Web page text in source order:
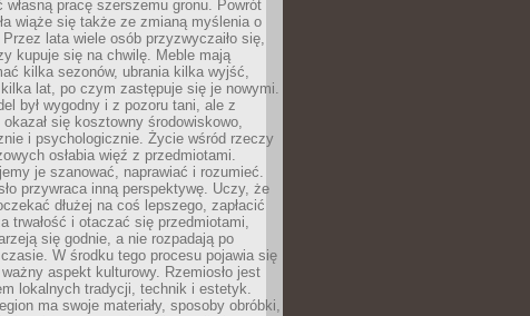
własną pracę szerszemu gronu. Powrót
wiąże się także ze zmianą myślenia o
lata wiele osób przyzwyczaiło się,
kupuje się na chwilę. Meble mają
kilka sezonów, ubrania kilka wyjść,
lat, po czym zastępuje się je nowymi.
był wygodny i z pozoru tani, ale z
się kosztowny środowiskowo,
i psychologicznie. Życie wśród rzeczy
osłabia więź z przedmiotami.
je szanować, naprawiać i rozumieć.
przywraca inną perspektywę. Uczy, że
dłużej na coś lepszego, zapłacić
trwałość i otaczać się przedmiotami,
się godnie, a nie rozpadają po
W środku tego procesu pojawia się
aspekt kulturowy. Rzemiosło jest
lokalnych tradycji, technik i estetyk.
ma swoje materiały, sposoby obróbki,